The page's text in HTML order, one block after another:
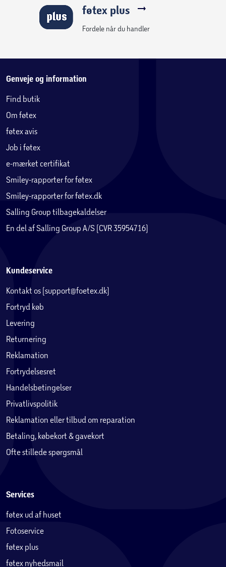
føtex plus
Fordele når du handler
Genveje og information
Find butik
Om føtex
føtex avis
Job i føtex
e-mærket certifikat
Smiley-rapporter for føtex
Smiley-rapporter for føtex.dk
Salling Group tilbagekaldelser
En del af Salling Group A/S (CVR 35954716)
Kundeservice
Kontakt os (support@foetex.dk)
Fortryd køb
Levering
Returnering
Reklamation
Fortrydelsesret
Handelsbetingelser
Privatlivspolitik
Reklamation eller tilbud om reparation
Betaling, købekort & gavekort
Ofte stillede spørgsmål
Services
føtex ud af huset
Fotoservice
føtex plus
føtex nyhedsmail